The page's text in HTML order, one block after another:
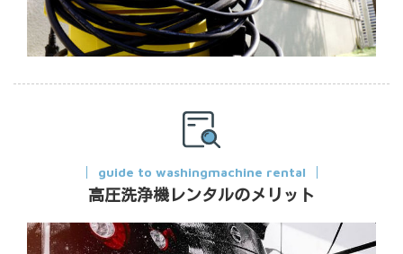
guide to washingmachine rental
高圧洗浄機レンタルのメリット